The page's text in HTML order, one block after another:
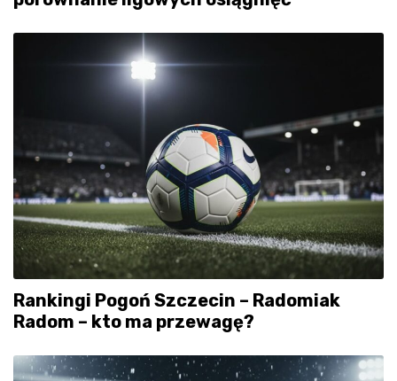
Rankingi Pogoń Szczecin – Radomiak
Radom – kto ma przewagę?